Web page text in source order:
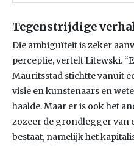
Tegenstrijdige
Die ambiguïteit is zeker
perceptie, vertelt Litewski.
Mauritsstad stichtte vanuit
visie en kunstenaars en
haalde. Maar er is ook het
zozeer de grondlegger van
bestaat, namelijk het